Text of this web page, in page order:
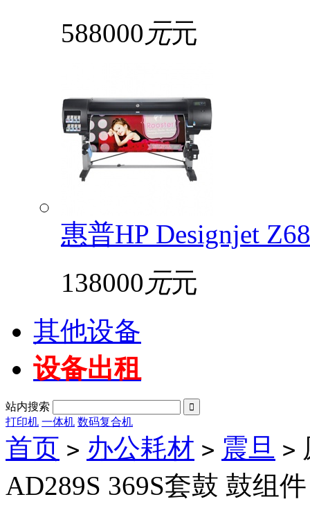
588000 元元
惠普HP Designjet
138000 元元
其他设备
设备出租
站内搜索 
打印机 一体机 数码复合机
首页 > 办公耗材 > 震旦 >
AD289S 369S套鼓 鼓组